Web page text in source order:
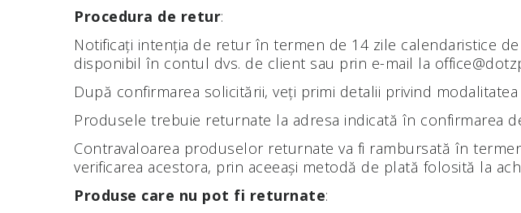
Procedura de retur:
Notificați intenția de retur în termen de 14 zile calendaristice
disponibil în contul dvs. de client sau prin e-mail la
După confirmarea solicitării, veți primi detalii privind
Produsele trebuie returnate la adresa indicată în confirmarea
Contravaloarea produselor returnate va fi rambursată în
verificarea acestora, prin aceeași metodă de plată folosită la
Produse care nu pot fi returnate: